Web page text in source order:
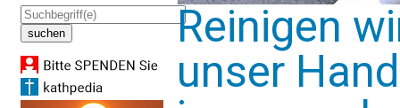
Reinigen
unser